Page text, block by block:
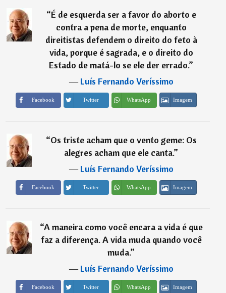
“É de esquerda ser a favor do aborto e
contra a pena de morte, enquanto
direitistas defendem o direito do feto à
vida, porque é sagrada, e o direito do
Estado de matá-lo se ele der errado.”
―Luís Fernando Veríssimo
Facebook Twitter WhatsApp Imagem
“Os triste acham que o vento geme: Os
alegres acham que ele canta.”
―Luís Fernando Veríssimo
Facebook Twitter WhatsApp Imagem
“A maneira como você encara a vida é que
faz a diferença. A vida muda quando você
muda.”
―Luís Fernando Veríssimo
Facebook Twitter WhatsApp Imagem